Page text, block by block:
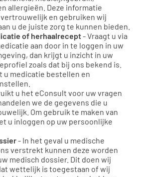
allergieën. Deze informatie
en gebruiken wij
u de juiste zorg te kunnen bieden.
of herhaalrecept- Vraagt u via
aan door in te loggen in uw
dan krijgt u inzicht in uw
zoals dat bij ons bekend is.
u medicatie bestellen en
u het eConsult voor uw vragen
we de gegevens die u
Om gebruik te maken van
u inloggen op uw persoonlijke
- In het geval u medische
verstrekt kunnen deze worden
medisch dossier. Dit doen wij
wettelijk is toegestaan of wij